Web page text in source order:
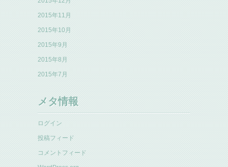
2015年11月
2015年10月
2015年9月
2015年8月
2015年7月
メタ情報
ログイン
投稿フィード
コメントフィード